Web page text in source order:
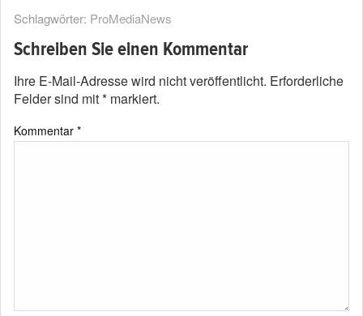
Schlagwörter: ProMediaNews
Schreiben Sie einen Kommentar
Ihre E-Mail-Adresse wird nicht veröffentlicht. Erforderliche
Felder sind mit* markiert.
Kommentar *